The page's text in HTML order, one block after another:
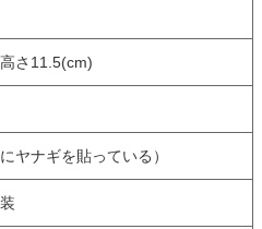
さ11.5(cm)
ヤナギを貼っている）